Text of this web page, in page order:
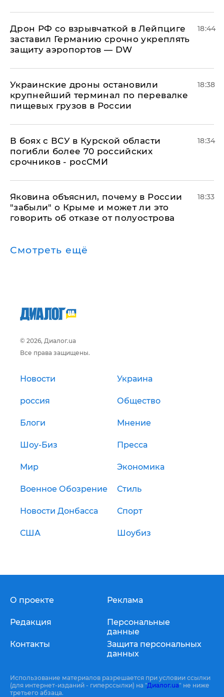
​Дрон РФ со взрывчаткой в Лейпциге
заставил Германию срочно укреплять
защиту аэропортов — DW
18:44
Украинские дроны остановили
крупнейший терминал по перевалке
пищевых грузов в России
18:38
В боях с ВСУ в Курской области
погибли более 70 российских
срочников - росСМИ
18:34
Яковина объяснил, почему в России
"забыли" о Крыме и может ли это
говорить об отказе от полуострова
18:33
Смотреть ещё
© 2026, Диалог.ua
Все права защищены.
Новости Украина
россия Общество
Блоги Мнение
Шоу-Биз Пресса
Мир Экономика
Военное Обозрение Стиль
Новости Донбасса Спорт
США Шоубиз
О проекте
Редакция
Контакты
Реклама
Персональные
данные
Защита персональных
данных
Использование материалов разрешается при условии ссылки
(для интернет-изданий - гиперссылки) на "Диалог.ua" не ниже
третьего абзаца.